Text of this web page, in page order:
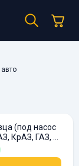
(под насос
КрАЗ, ГАЗ, П